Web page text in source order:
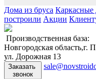
Дома из бруса Каркасные
построили Акции
Производственная база:
Новгородская область,г.
ул. Дорожная 13
Заказать
звонок